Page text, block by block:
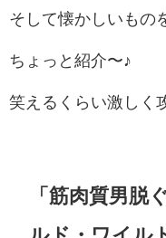
そして懐かしいもの
ちょっと紹介〜♪
笑えるくらい激しく
「筋肉質男脱